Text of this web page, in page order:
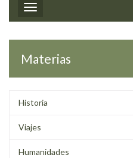
Toggle navigation
Materias
Historia
Viajes
Humanidades